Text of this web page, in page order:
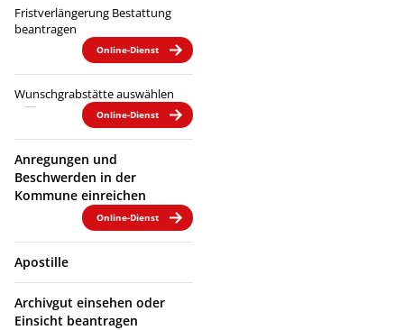
Fristverlängerung Bestattung
beantragen
Online-Dienst
Wunschgrabstätte auswählen
Online-Dienst
Anregungen und
Beschwerden in der
Kommune einreichen
Online-Dienst
Apostille
Archivgut einsehen oder
Einsicht beantragen